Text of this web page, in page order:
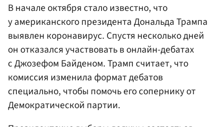
В начале октября стало известно, что
у американского президента Дональда Трампа
выявлен коронавирус. Спустя несколько дней
он отказался участвовать в онлайн-дебатах
с Джозефом Байденом. Трамп считает, что
комиссия изменила формат дебатов
специально, чтобы помочь его сопернику от
Демократической партии.